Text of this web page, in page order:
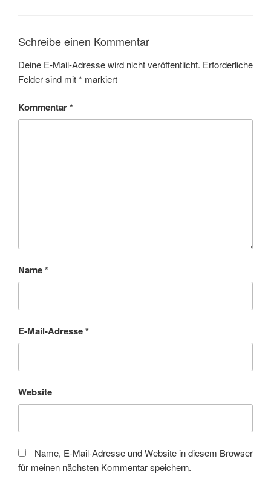
Schreibe einen Kommentar
Deine E-Mail-Adresse wird nicht veröffentlicht. Erforderliche
Felder sind mit* markiert
Kommentar*
Name*
E-Mail-Adresse*
Website
Name, E-Mail-Adresse und Website in diesem Browser
für meinen nächsten Kommentar speichern.